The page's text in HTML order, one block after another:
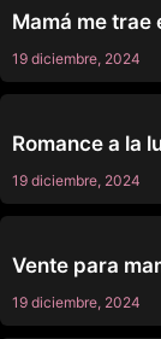
Mamá me trae
19 diciembre, 2024
Romance a la
19 diciembre, 2024
Vente para
19 diciembre, 2024